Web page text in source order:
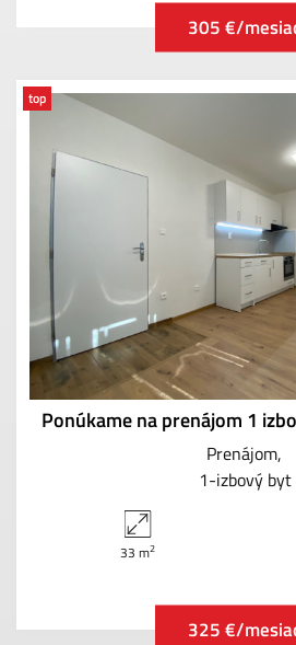
305 €/
top
Ponúkame na prenájom 1
Prenájom
1-izbový byt
33 m2
325 €/